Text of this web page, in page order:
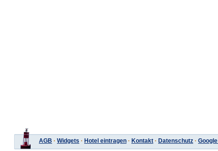
AGB · Widgets · Hotel eintragen · Kontakt · Datenschutz ·